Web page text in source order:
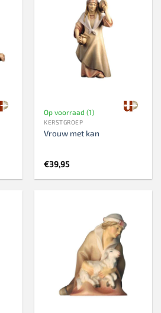
Op voorraad (1)
KERSTGROEP
Vrouw met kan
€39,95